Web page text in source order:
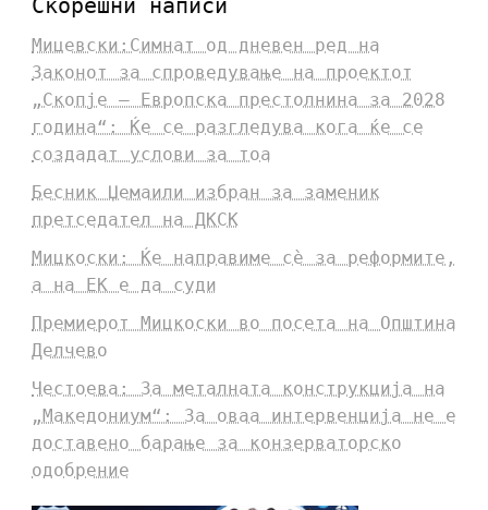
Скорешни написи
Мицевски:Симнат од дневен ред на
Законот за спроведување на проектот
„Скопје – Европска престолнина за 2028
година“: Ќе се разгледува кога ќе се
создадат услови за тоа
Бесник Џемаили избран за заменик
претседател на ДКСК
Мицкоски: Ќе направиме сè за реформите,
а на ЕК е да суди
Премиерот Мицкоски во посета на Општина
Делчево
Честоева: За металната конструкција на
„Македониум“: За оваа интервенција не е
доставено барање за конзерваторско
одобрение